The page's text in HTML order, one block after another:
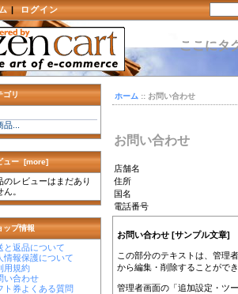
| ログイン
ここにタ
ゴリ
...
ュー [more]
のレビューはまだあり
ん。
ップ情報
と返品について
情報保護について
用規約
い合わせ
ト券よくある質問
ホーム :: お問い合わせ
お問い合わせ
店舗名
住所
国名
電話番号
お問い合わせ [サンプル文章]
この部分のテキストは、管理
から編集・削除することがで
管理者画面の「追加設定・ツ